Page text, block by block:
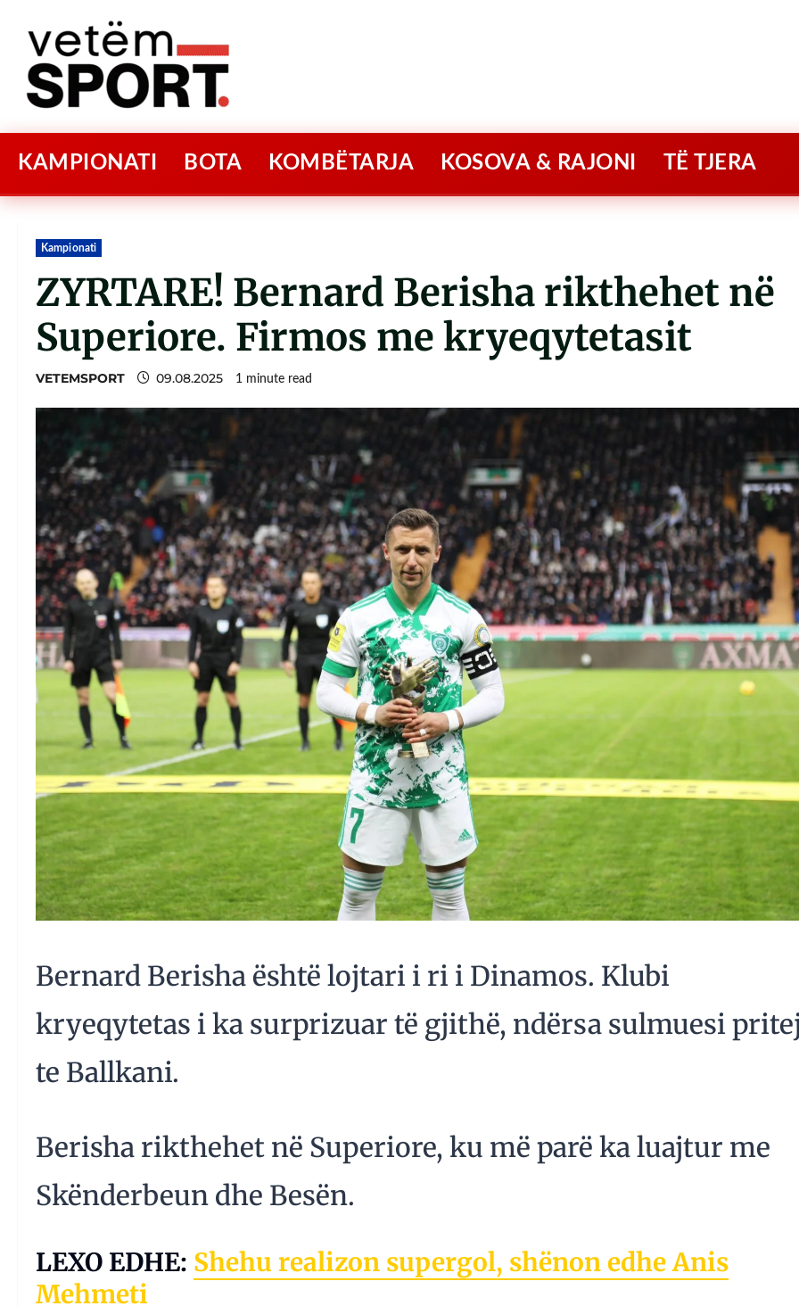
KAMPIONATI BOTA KOMBËTARJA KOSOVA & RAJONI TË TJERA
Kampionati
ZYRTARE! Bernard Berisha rikthehet në
Superiore. Firmos me kryeqytetasit
VETEMSPORT 09.08.2025 1 minute read
Bernard Berisha është lojtari i ri i Dinamos. Klubi
kryeqytetas i ka surprizuar të gjithë, ndërsa sulmuesi
te Ballkani.
Berisha rikthehet në Superiore, ku më parë ka luajtur me
Skënderbeun dhe Besën.
LEXO EDHE: Shehu realizon supergol, shënon edhe Anis
Mehmeti